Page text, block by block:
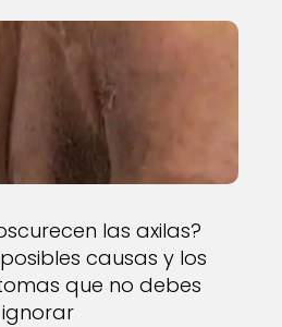
las axilas?
causas y los
que no debes
ignorar